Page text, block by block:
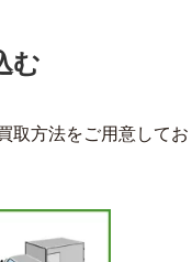
む
取方法をご用意してお